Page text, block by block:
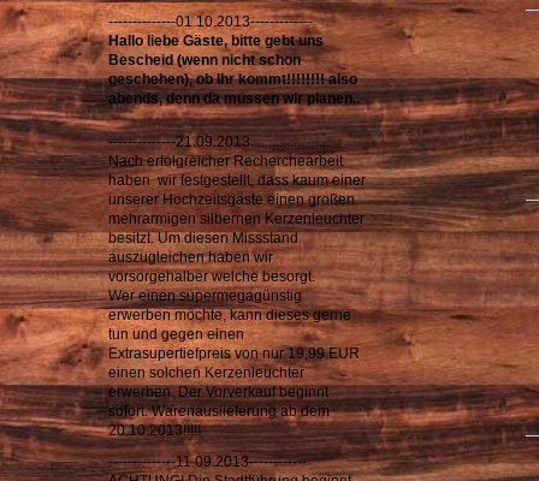
--------------01.10.2013-------------
Hallo liebe Gäste, bitte gebt uns
Bescheid (wenn nicht schon
geschehen), ob Ihr kommt!!!!!!!! also
abends, denn da müssen wir planen..
--------------21.09.2013......................
Nach erfolgreicher Recherchearbeit
haben wir festgestellt, dass kaum einer
unserer Hochzeitsgäste einen großen
mehrarmigen silbernen Kerzenleuchter
besitzt. Um diesen Missstand
auszugleichen haben wir
vorsorgehalber welche besorgt.
Wer einen supermegagünstig
erwerben möchte, kann dieses gerne
tun und gegen einen
Extrasupertiefpreis von nur 19,99 EUR
einen solchen Kerzenleuchter
erwerben. Der Vorverkauf beginnt
sofort. Warenauslieferung ab dem
20.10.2013!!!!!
--------------11.09.2013------------